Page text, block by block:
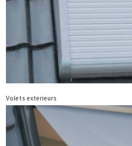
Volets exterieurs